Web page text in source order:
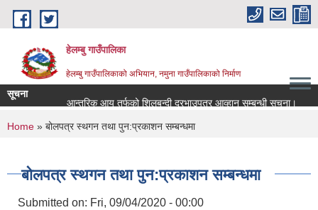
Skip to main content
हेलम्बु गाउँपालिका
हेलम्बु गाउँपालिकाको अभियान, नमुना गाउँपालिकाको निर्माण
सूचना
आन्तरिक आय तर्फको शिलबन्दी दरभाउपत्र आव्हान सम्बन्धी सूचना।
You are here
Home » बोलपत्र स्थगन तथा पुन:प्रकाशन सम्बन्धमा
बोलपत्र स्थगन तथा पुन:प्रकाशन सम्बन्धमा
Submitted on: Fri, 09/04/2020 - 00:00